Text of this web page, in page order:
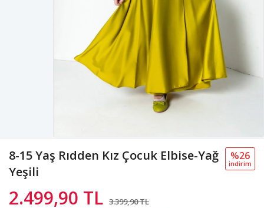
8-15 Yaş Rıdden Kız Çocuk Elbise-Yağ
Yeşili
2.499,90 TL 3.399,90 TL
%26
i̇ndi̇ri̇m